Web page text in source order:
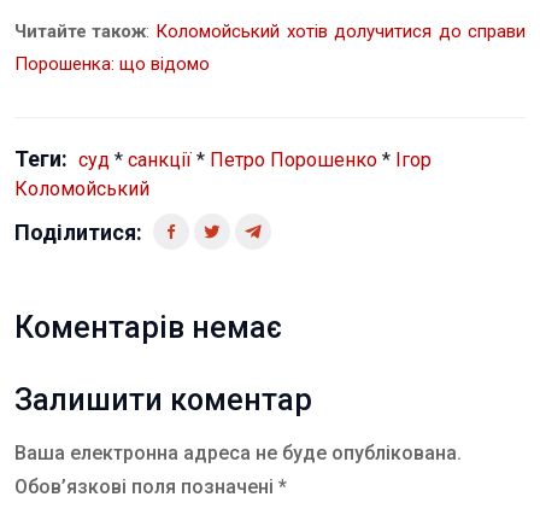
Читайте також: Коломойський хотів долучитися до справи
Порошенка: що відомо
Теги: суд * санкції * Петро Порошенко * Ігор
Коломойський
Поділитися:
Коментарів немає
Залишити коментар
Ваша електронна адреса не буде опублікована.
Обов’язкові поля позначені *